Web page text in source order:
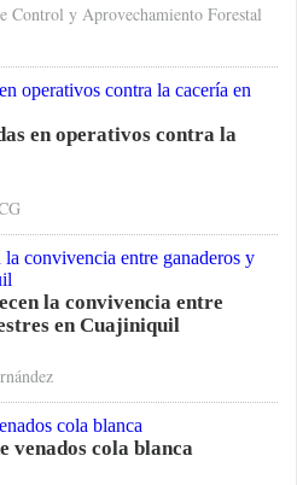
Control y Aprovechamiento Forestal
en operativos contra la
la convivencia entre
en Cuajiniquil
venados cola blanca